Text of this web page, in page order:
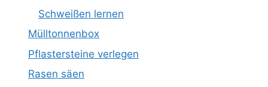
Schweißen lernen
Mülltonnenbox
Pflastersteine verlegen
Rasen säen